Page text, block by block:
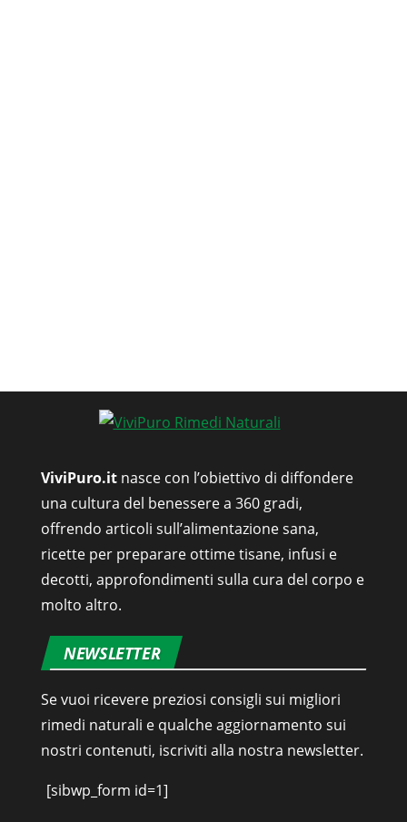
ViviPuro.it nasce con l’obiettivo di diffondere
una cultura del benessere a 360 gradi,
offrendo articoli sull’alimentazione sana,
ricette per preparare ottime tisane, infusi e
decotti, approfondimenti sulla cura del corpo e
molto altro.
NEWSLETTER
Se vuoi ricevere preziosi consigli sui migliori
rimedi naturali e qualche aggiornamento sui
nostri contenuti, iscriviti alla nostra newsletter.
[sibwp_form id=1]